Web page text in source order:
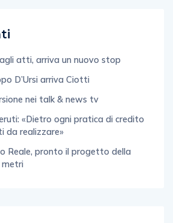
atti, arriva un nuovo stop
D’Ursi arriva Ciotti
nei talk & news tv
«Dietro ogni pratica di credito
da realizzare»
Reale, pronto il progetto della
metri